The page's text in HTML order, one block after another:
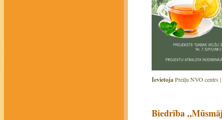
IevietojaPreiļu NVO centrs |
Biedrība